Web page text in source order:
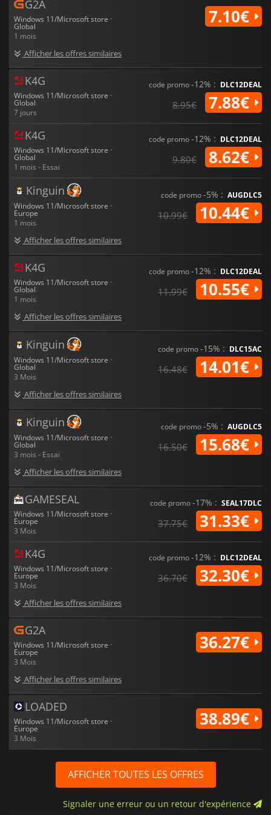
G2A
Windows 11/Microsoft store ·
Global
1 mois
Afficher les offres similaires
7.10€
K4G
Windows 11/Microsoft store ·
Global
7 jours
code promo-12% : DLC12DEAL
8.95€ 7.88€
K4G
Windows 11/Microsoft store ·
Global
1 mois - Essai
code promo-12% : DLC12DEAL
9.80€ 8.62€
Kinguin
Windows 11/Microsoft store ·
Europe
1 mois
Afficher les offres similaires
code promo-5% : AUGDLC5
10.99€ 10.44€
K4G
Windows 11/Microsoft store ·
Global
1 mois
Afficher les offres similaires
code promo-12% : DLC12DEAL
11.99€ 10.55€
Kinguin
Windows 11/Microsoft store ·
Global
3 Mois
Afficher les offres similaires
code promo-15% : DLC15AC
16.48€ 14.01€
Kinguin
Windows 11/Microsoft store ·
Global
3 mois - Essai
Afficher les offres similaires
code promo-5% : AUGDLC5
16.50€ 15.68€
GAMESEAL
Windows 11/Microsoft store ·
Europe
3 Mois
code promo-17% : SEAL17DLC
37.75€ 31.33€
K4G
Windows 11/Microsoft store ·
Europe
3 Mois
Afficher les offres similaires
code promo-12% : DLC12DEAL
36.70€ 32.30€
G2A
Windows 11/Microsoft store ·
Europe
3 Mois
Afficher les offres similaires
36.27€
LOADED
Windows 11/Microsoft store ·
Europe
3 Mois
38.89€
AFFICHER TOUTES LES OFFRES
Signaler une erreur ou un retour d'expérience